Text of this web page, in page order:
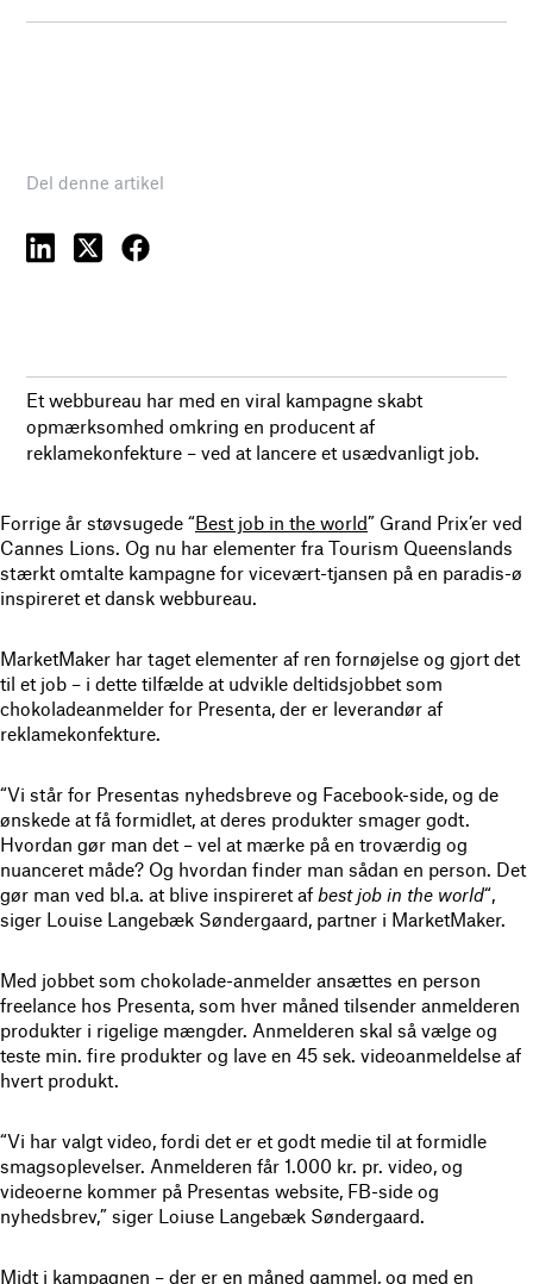
Del denne artikel
Et webbureau har med en viral kampagne skabt
opmærksomhed omkring en producent af
reklamekonfekture – ved at lancere et usædvanligt job.
Forrige år støvsugede “Best job in the world” Grand Prix’er ved
Cannes Lions. Og nu har elementer fra Tourism Queenslands
stærkt omtalte kampagne for vicevært-tjansen på en paradis-ø
inspireret et dansk webbureau.
MarketMaker har taget elementer af ren fornøjelse og gjort det
til et job – i dette tilfælde at udvikle deltidsjobbet som
chokoladeanmelder for Presenta, der er leverandør af
reklamekonfekture.
“Vi står for Presentas nyhedsbreve og Facebook-side, og de
ønskede at få formidlet, at deres produkter smager godt.
Hvordan gør man det – vel at mærke på en troværdig og
nuanceret måde? Og hvordan finder man sådan en person. Det
gør man ved bl.a. at blive inspireret af best job in the world“,
siger Louise Langebæk Søndergaard, partner i MarketMaker.
Med jobbet som chokolade-anmelder ansættes en person
freelance hos Presenta, som hver måned tilsender anmelderen
produkter i rigelige mængder. Anmelderen skal så vælge og
teste min. fire produkter og lave en 45 sek. videoanmeldelse af
hvert produkt.
“Vi har valgt video, fordi det er et godt medie til at formidle
smagsoplevelser. Anmelderen får 1.000 kr. pr. video, og
videoerne kommer på Presentas website, FB-side og
nyhedsbrev,” siger Loiuse Langebæk Søndergaard.
Midt i kampagnen – der er en måned gammel, og med en